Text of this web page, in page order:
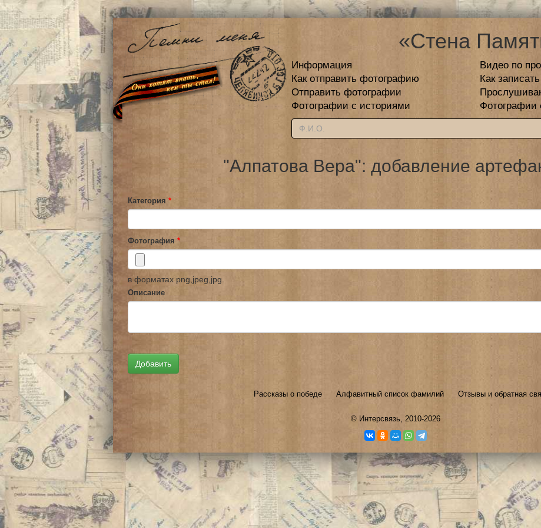
«Стена
Информация
Видео по
Как отправить фотографию
Как
Отправить фотографии
Фотографии с историями
Фотографии
"Алпатова Вера": добавление
Категория *
Фотография *
в форматах png,jpeg,jpg.
Описание
Рассказы о победе Алфавитный список фамилий Отзывы и обратная
© Интерсвязь , 2010-2026